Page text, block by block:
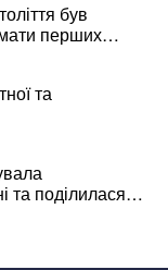
був
перших
та
та поділилася